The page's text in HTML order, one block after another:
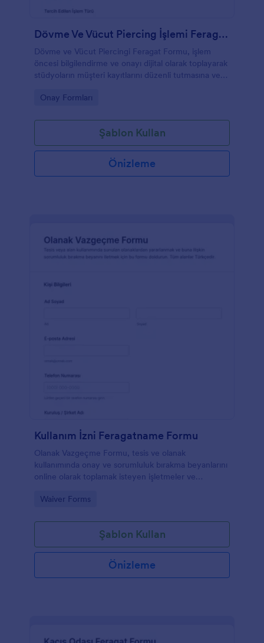
Dövme Ve Vücut Piercing İşlemi Feragatname Formu
Dövme ve Vücut Piercingi Feragat Formu, işlem
öncesi bilgilendirme ve onayı dijital olarak toplayarak
stüdyoların müşteri kayıtlarını düzenli tutmasına ve
yardımcı olur.
Go to Category:
Onay Formları
Şablon Kullan
Önizleme
Kullanım İzni Feragatname Formu
Olanak Vazgeçme Formu, tesis ve olanak
kullanımında onay ve sorumluluk bırakma beyanlarını
online olarak toplamak isteyen işletmeler ve
sunar.
Go to Category:
Waiver Forms
Şablon Kullan
Önizleme